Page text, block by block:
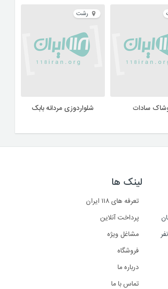
سادات
رشت
شلواردوزی مردانه بابک
لینک ها
تعرفه های ۱۱۸ ایران
پرداخت آنلاین
مشاغل ویژه
فروشگاه
درباره ما
تماس با ما